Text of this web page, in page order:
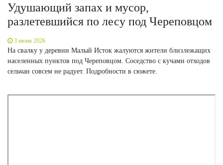
Удушающий запах и мусор,
разлетевшийся по лесу под Череповцом
3 июня 2026
На свалку у деревни Малый Исток жалуются жители близлежащих
населенных пунктов под Череповцом. Соседство с кучами отходов
сельчан совсем не радует. Подробности в сюжете.